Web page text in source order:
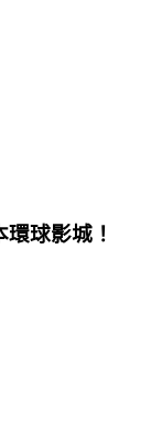
環球影城！